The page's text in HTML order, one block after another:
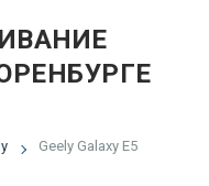
ОРЕНБУРГЕ
Geely Galaxy E5